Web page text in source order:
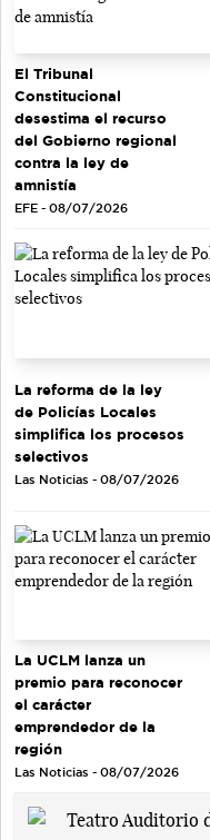
El Tribunal
Constitucional
desestima el recurso
del Gobierno regional
contra la ley de
amnistía
EFE - 08/07/2026
La reforma de la ley
de Policías Locales
simplifica los procesos
selectivos
Las Noticias - 08/07/2026
La UCLM lanza un
premio para reconocer
el carácter
emprendedor de la
región
Las Noticias - 08/07/2026